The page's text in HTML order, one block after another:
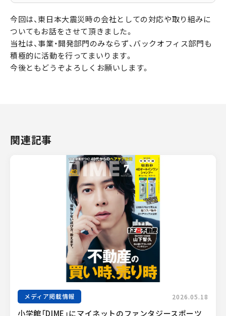
今回は、東日本大震災時の会社としての対応や取り組みに
ついてもお話をさせて頂きました。
当社は、事業・開発部門のみならず、バックオフィス部門も
積極的に活動を行ってまいります。
今後ともどうぞよろしくお願いします。
関連記事
メディア掲載情報 2026.05.18
小学館「DIME」にマイネットのファンタジースポーツ